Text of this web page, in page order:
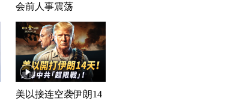
会前人事震荡
美以接连空袭伊朗14